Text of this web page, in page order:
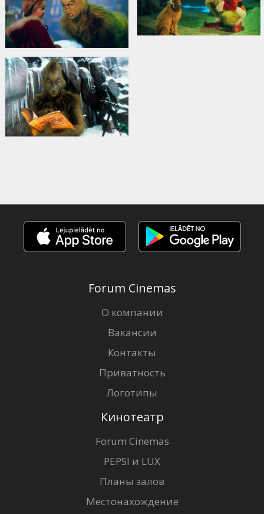
Forum Cinemas
О компании
Вакансии
Контакты
Приватность
Логотипы
Кинотеатр
Forum Cinemas
PEPSI и LUX
Планы залов
Местонахождение